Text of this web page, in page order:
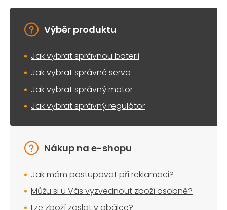
v
y
p
s
u
Výběr produktu
Jak vybrat správnou baterii
Jak vybrat správné servo
Jak vybrat správný motor
Jak vybrat správný regulátor
Nákup na e-shopu
Jak mám postupovat při reklamaci?
Můžu si u Vás vyzvednout zboží osobně?
Lze zboží zaslat v obálce?